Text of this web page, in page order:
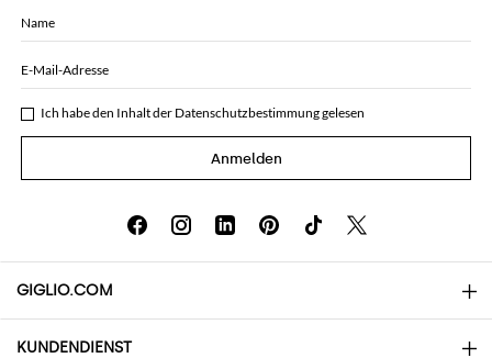
Name
E-Mail-Adresse
Ich habe den Inhalt der Datenschutzbestimmunggelesen
Anmelden
GIGLIO.COM
Über uns
KUNDENDIENST